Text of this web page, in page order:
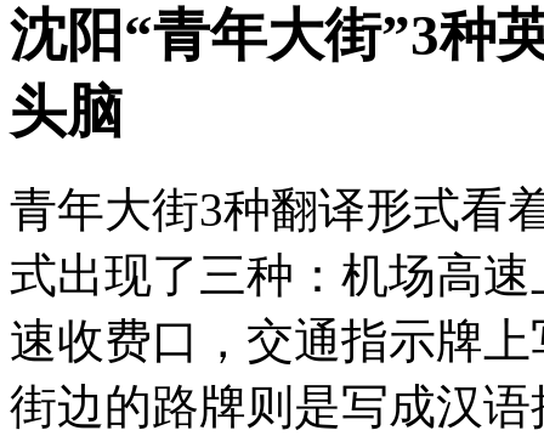
沈阳“青年大街”3种
头脑
青年大街3种翻译形式看
式出现了三种：机场高速
速收费口，交通指示牌
街边的路牌则是写成汉